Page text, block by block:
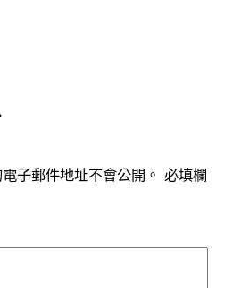
子郵件地址不會公開。 必填欄